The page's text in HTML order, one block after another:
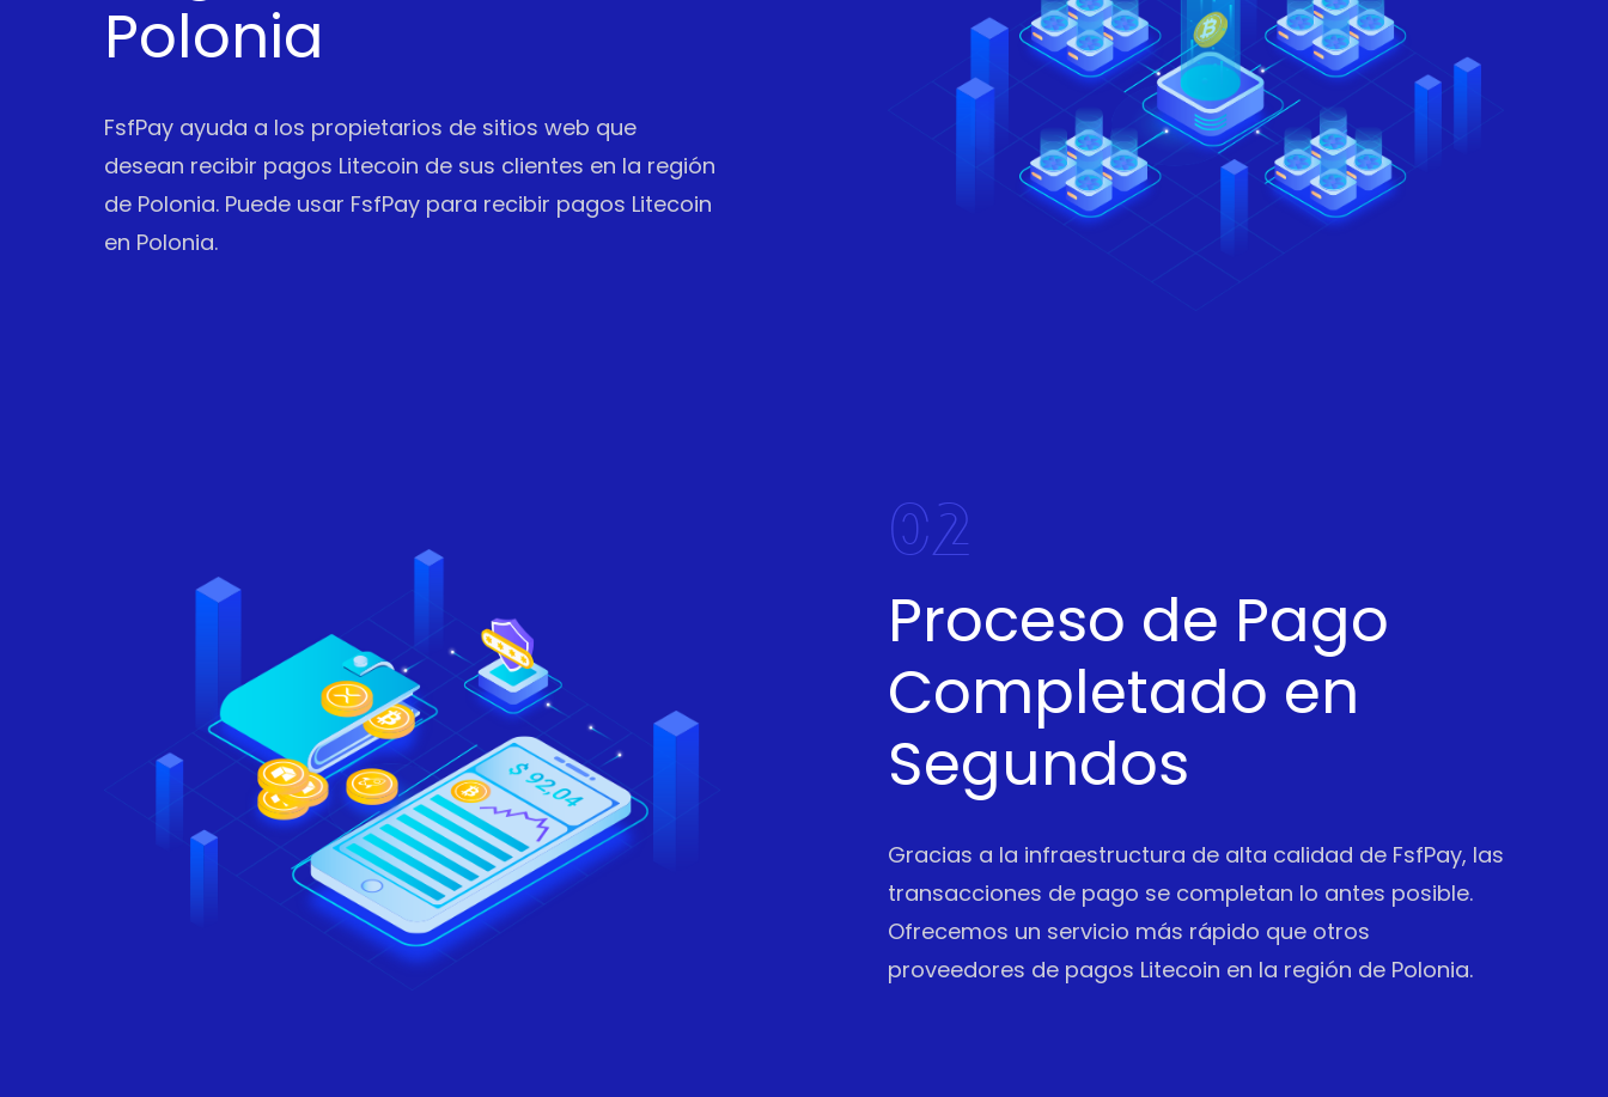
Polonia
FsfPay ayuda a los propietarios de sitios web que
desean recibir pagos Litecoin de sus clientes en la región
de Polonia. Puede usar FsfPay para recibir pagos Litecoin
en Polonia.
02
Proceso de Pago
Completado en
Segundos
Gracias a la infraestructura de alta calidad de FsfPay, las
transacciones de pago se completan lo antes posible.
Ofrecemos un servicio más rápido que otros
proveedores de pagos Litecoin en la región de Polonia.